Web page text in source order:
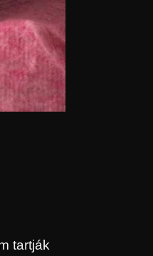
tartják